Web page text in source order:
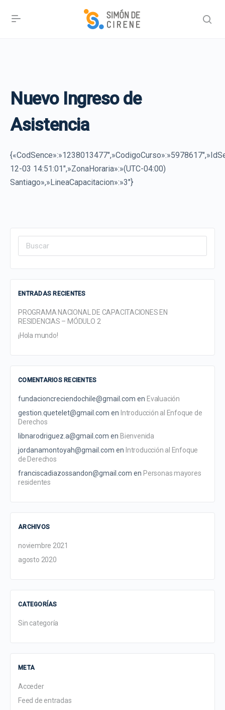
Nuevo Ingreso de
Asistencia
12-03 14:51:01″,»ZonaHoraria»:»(UTC-04:00)
Santiago»,»LineaCapacitacion»:»3″}
Search
ENTRADAS RECIENTES
PROGRAMA NACIONAL DE CAPACITACIONES EN
RESIDENCIAS – MÓDULO 2
¡Hola mundo!
COMENTARIOS RECIENTES
fundacioncreciendochile@gmail.com en Evaluación
gestion.quetelet@gmail.com en Introducción al Enfoque de
Derechos
libnarodriguez.a@gmail.com en Bienvenida
jordanamontoyah@gmail.com en Introducción al Enfoque
de Derechos
franciscadiazossandon@gmail.com en Personas mayores
residentes
ARCHIVOS
noviembre 2021
agosto 2020
CATEGORÍAS
Sin categoría
META
Acceder
Feed de entradas